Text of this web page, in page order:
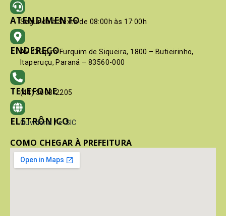
ATENDIMENTO
Segunda à Sexta de 08:00h às 17:00h
ENDEREÇO
Av. Crispim Furquim de Siqueira, 1800 – Butieirinho,
Itaperuçu, Paraná – 83560-000
TELEFONE
(41) 3603-2205
ELETRÔNICO
Ouvidoria / e-SIC
COMO CHEGAR À PREFEITURA